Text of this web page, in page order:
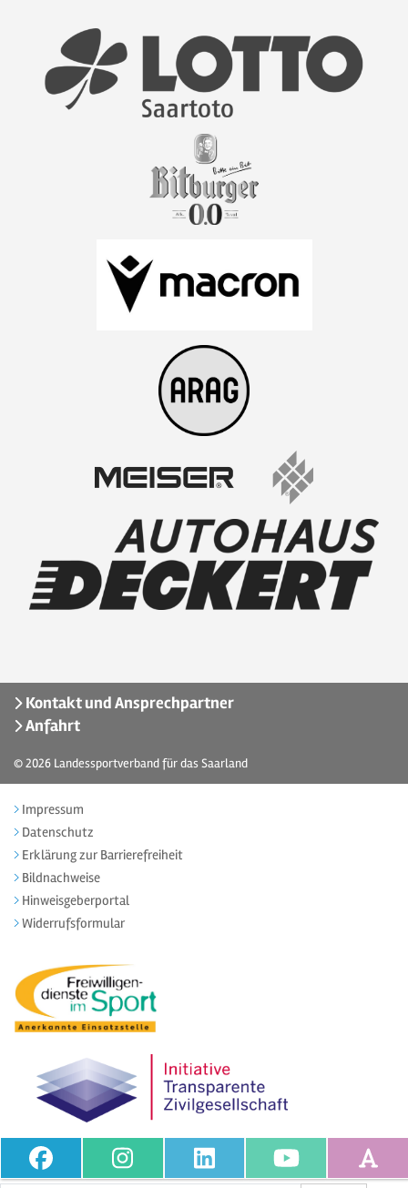
Kontakt und Ansprechpartner
Anfahrt
© 2026 Landessportverband für das Saarland
Impressum
Datenschutz
Erklärung zur Barrierefreiheit
Bildnachweise
Hinweisgeberportal
Widerrufsformular